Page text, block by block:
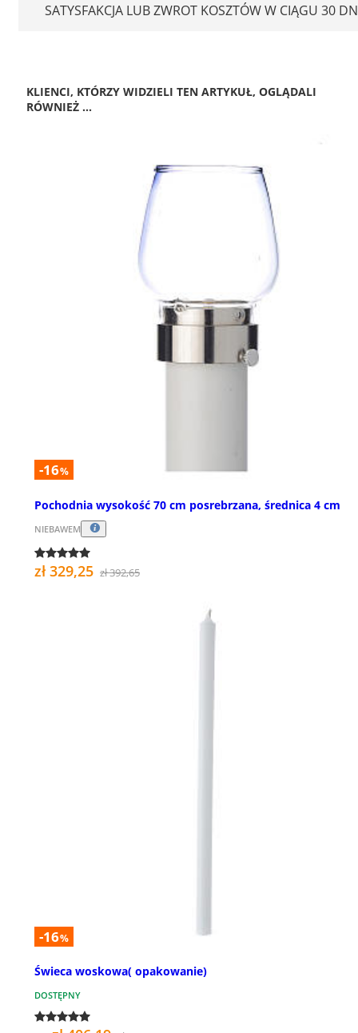
SATYSFAKCJA LUB ZWROT KOSZTÓW W CIĄGU 30
KLIENCI, KTÓRZY WIDZIELI TEN ARTYKUŁ, OGLĄDALI
RÓWNIEŻ ...
-16%
Pochodnia wysokość 70 cm posrebrzana, średnica 4 cm
NIEBAWEM
zł 329,25 zł 392,65
-16%
Świeca woskowa( opakowanie)
DOSTĘPNY